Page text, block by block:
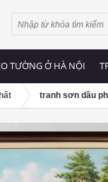
TƯỜNG Ở HÀ NỘI
tranh sơn dầu